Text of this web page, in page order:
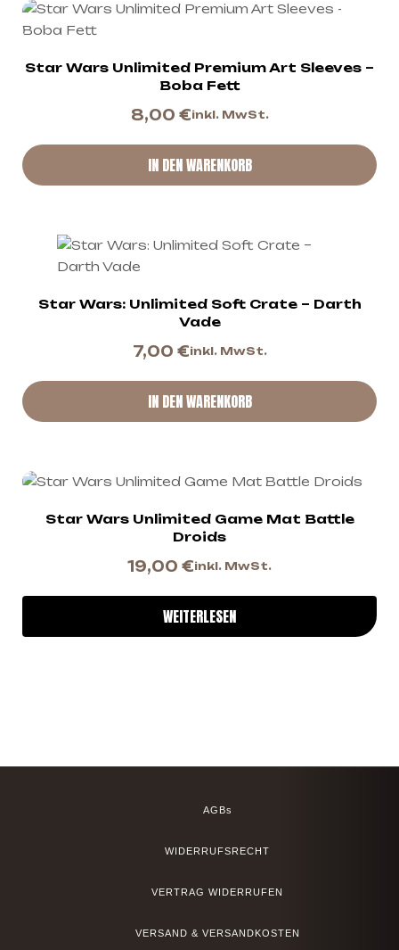
Star Wars Unlimited Premium Art Sleeves –
Boba Fett
8,00 €inkl. MwSt.
IN DEN WARENKORB
Star Wars: Unlimited Soft Crate – Darth
Vade
7,00 €inkl. MwSt.
IN DEN WARENKORB
Star Wars Unlimited Game Mat Battle
Droids
19,00 €inkl. MwSt.
WEITERLESEN
AGBs
WIDERRUFSRECHT
VERTRAG WIDERRUFEN
VERSAND & VERSANDKOSTEN